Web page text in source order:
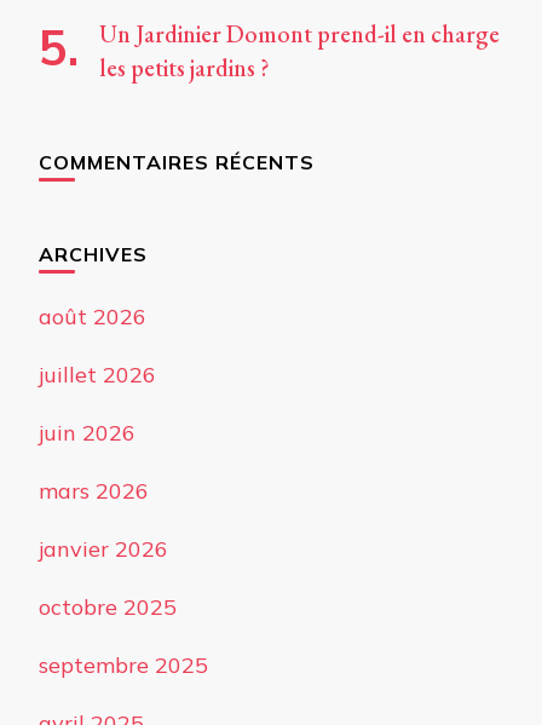
Un Jardinier Domont prend-il en charge
les petits jardins ?
COMMENTAIRES RÉCENTS
ARCHIVES
août 2026
juillet 2026
juin 2026
mars 2026
janvier 2026
octobre 2025
septembre 2025